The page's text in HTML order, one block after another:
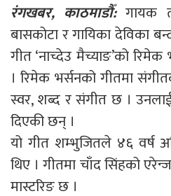
रंगखबर, काठमाडौँ: गायक
बासकोटा र गायिका देविका
गीत ‘नाच्देउ मैच्याङ’को
। रिमेक भर्सनको गीतमा
स्वर, शब्द र संगीत छ ।
दिएकी छन् ।
यो गीत शम्भुजितले ४६ वर्ष
थिए । गीतमा चाँद सिंहको
मास्टरिङ छ ।